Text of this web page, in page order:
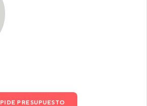
PIDE PRESUPUESTO